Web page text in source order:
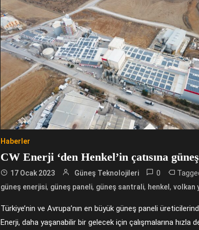
Haberler
CW Enerji ‘den Henkel’in çatısına
17 Ocak 2023 Güneş Teknolojileri 0
güneş enerjisi, güneş paneli, güneş santrali, henkel , volkan
Türkiye’nin ve Avrupa’nın en büyük güneş paneli
Enerji, daha yaşanabilir bir gelecek için çalışmalarına hızla